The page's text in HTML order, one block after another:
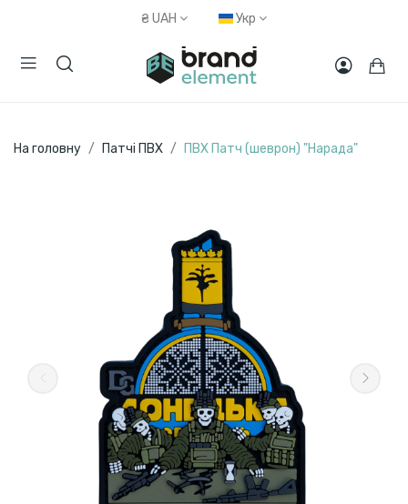
₴ UAH Укр
На головну Патчі ПВХ ПВХ Патч (шеврон) "Нарада"